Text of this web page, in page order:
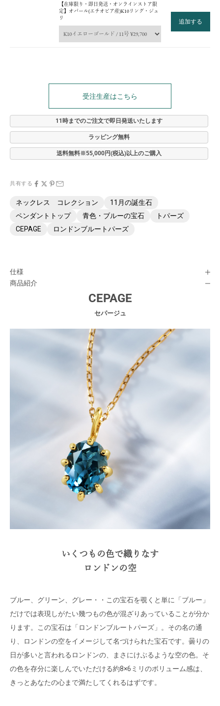
【在庫限り・即日発送・オンラインストア限
定】オパール(エチオピア産)K10リング・ジュ
リ
追加する
受注生産はこちら
11時までのご注文で即日発送いたします
ラッピング無料
送料無料※55,000円(税込)以上のご購入
共有する
ネックレス コレクション
11月の誕生石
ペンダントトップ
青色・ブルーの宝石
トパーズ
CEPAGE
ロンドンブルートパーズ
仕様
商品紹介
CEPAGE
セパージュ
いくつもの色で織りなす
ロンドンの空
ブルー、グリーン、グレー・・この宝石を覗くと単に「ブルー」
だけでは表現しがたい幾つもの色が混ざりあっていることが分か
ります。この宝石は「ロンドンブルートパーズ」。その名の通
り、ロンドンの空をイメージして名づけられた宝石です。曇りの
日が多いと言われるロンドンの、まさにけぶるような空の色。そ
の色を存分に楽しんでいただける約8×6ミリのボリューム感は、
きっとあなたの心まで満たしてくれるはずです。